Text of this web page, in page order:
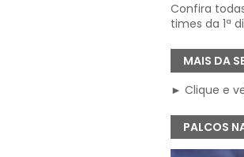
Confira
times da 1ª
MAIS DA
► Clique e
PALCOS